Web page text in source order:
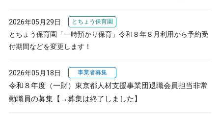
2026年05月29日 とちょう保育園
とちょう保育園「一時預かり保育」令和８年８月利用から予約受
付期間などを変更します！
2026年05月18日 事業者募集
令和８年度（一財）東京都人材支援事業団退職会員担当非常
勤職員の募集【→募集は終了しました】